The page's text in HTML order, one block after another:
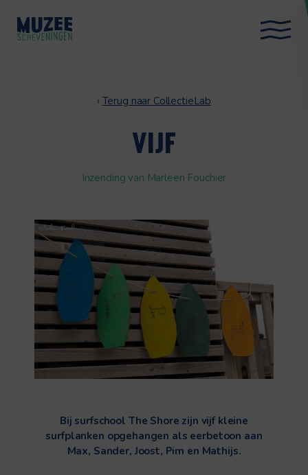
‹ Terug naar CollectieLab
VIJF
Inzending van Marleen Fouchier
Bij surfschool The Shore zijn vijf kleine
surfplanken opgehangen als eerbetoon aan
Max, Sander, Joost, Pim en Mathijs.